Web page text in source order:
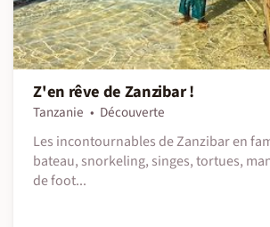
Z'en rêve de Zanzibar !
Tanzanie
Découverte
Les incontournables de Zanzibar en
bateau, snorkeling, singes, tortues,
de foot...